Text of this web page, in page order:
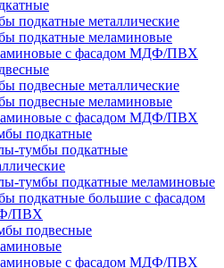
подкатные металлические
подкатные меламиновые
с фасадом МДФ/ПВХ
подвесные металлические
подвесные меламиновые
с фасадом МДФ/ПВХ
подкатные
тумбы подкатные
тумбы подкатные меламиновые
подкатные большие с фасадом
ПВХ
подвесные
с фасадом МДФ/ПВХ